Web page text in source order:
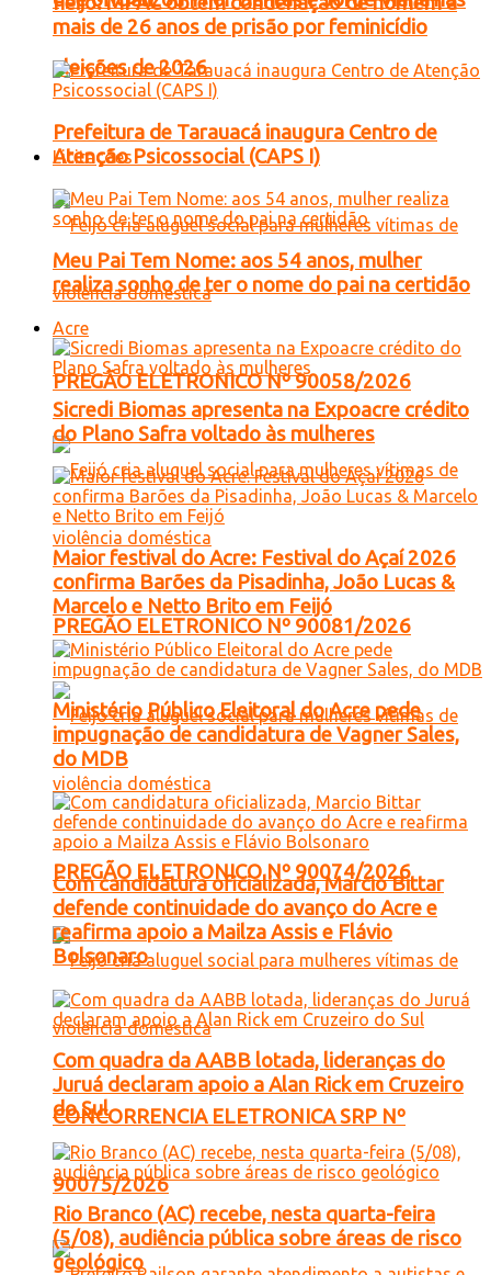
eleições de 2026
Licitações
PREGÃO ELETRONICO Nº 90058/2026
PREGÃO ELETRONICO Nº 90081/2026
PREGÃO ELETRONICO Nº 90074/2026
CONCORRENCIA ELETRONICA SRP Nº
90075/2026
mais de 26 anos de prisão por feminicídio
Prefeitura de Tarauacá inaugura Centro de
Atenção Psicossocial (CAPS I)
Meu Pai Tem Nome: aos 54 anos, mulher
realiza sonho de ter o nome do pai na certidão
Acre
Sicredi Biomas apresenta na Expoacre crédito
do Plano Safra voltado às mulheres
Maior festival do Acre: Festival do Açaí 2026
confirma Barões da Pisadinha, João Lucas &
Marcelo e Netto Brito em Feijó
Ministério Público Eleitoral do Acre pede
impugnação de candidatura de Vagner Sales,
do MDB
Com candidatura oficializada, Marcio Bittar
defende continuidade do avanço do Acre e
reafirma apoio a Mailza Assis e Flávio
Bolsonaro
Com quadra da AABB lotada, lideranças do
Juruá declaram apoio a Alan Rick em Cruzeiro
do Sul
Rio Branco (AC) recebe, nesta quarta-feira
(5/08), audiência pública sobre áreas de risco
geológico